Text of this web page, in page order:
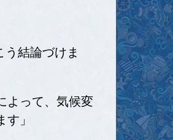
結論づけま
よって、気候変
」